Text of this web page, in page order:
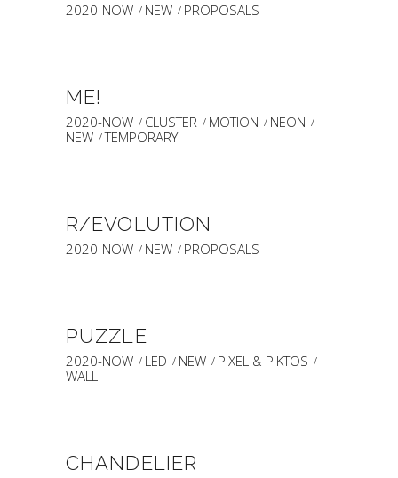
2020-NOW NEW PROPOSALS
ME!
2020-NOW CLUSTER MOTION
NEON
NEW
TEMPORARY
R/EVOLUTION
2020-NOW NEW PROPOSALS
PUZZLE
2020-NOW LED NEW
PIXEL & PIKTOS
WALL
CHANDELIER